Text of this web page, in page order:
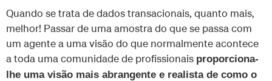
Quando se trata de dados transacionais, quanto mais,
melhor! Passar de uma amostra do que se passa com
um agente a uma visão do que normalmente acontece
a toda uma comunidade de profissionais proporciona-
lhe uma visão mais abrangente e realista de como o